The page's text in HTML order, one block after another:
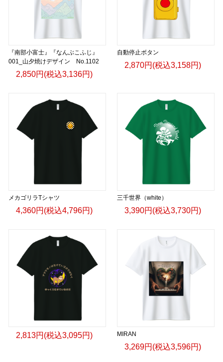
『南部小富士』『なんぶこふじ』
001_山夕焼けデザイン No.1102
2,850円(税込3,136円)
自動停止ボタン
2,870円(税込3,158円)
メカゴリラTシャツ
4,360円(税込4,796円)
三千世界（white）
3,390円(税込3,730円)
2,813円(税込3,095円) MIRAN
3,269円(税込3,596円)